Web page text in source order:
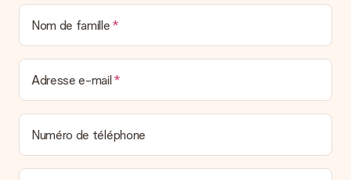
Comment puis-je régler ma commande ?
Nous proposons les formes de paiement suivantes : Paypal,
carte bancaire ou par virement bancaire. Comptez un délai de
3 jours supplémentaires pour la livraison de votre cadeau en
cas de paiement par virement bancaire.
Réception du cadeau
Que puis-je faire si le cadeau ne me convient pas tout à
fait ?
Nous déplorons le fait que votre cadeau ne vous plaise pas.
Vous pouvez dans ce cas contacter notre service client qui
Nom de famille
Adresse e-mail
Numéro de téléphone